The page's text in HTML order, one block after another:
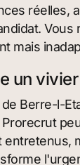
réelles,
mais
un
Berre-l-
entretenus,